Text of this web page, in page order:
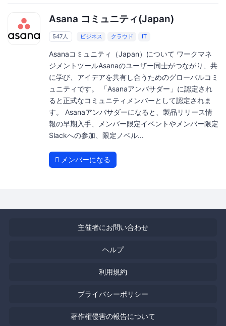
Asana コミュニティ(Japan)
547人 ビジネス クラウド IT
Asanaコミュニティ（Japan）について ワークマネ
ジメントツールAsanaのユーザー同士がつながり、共
に学び、アイデアを共有し合うためのグローバルコミ
ュニティです。 「Asanaアンバサダー」に認定され
ると正式なコミュニティメンバーとして認定されま
す。 Asanaアンバサダーになると、製品リリース情
報の早期入手、メンバー限定イベントやメンバー限定
Slackへの参加、限定ノベル...
メンバーになる
主催者にお問い合わせ
ヘルプ
利用規約
プライバシーポリシー
著作権侵害の報告について